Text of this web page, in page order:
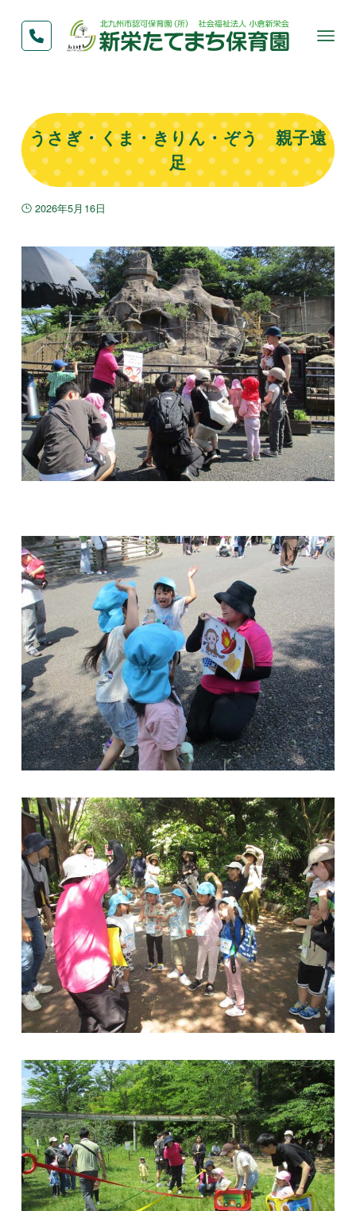
うさぎ・くま・きりん・ぞう 親子遠
足
2026年5月16日